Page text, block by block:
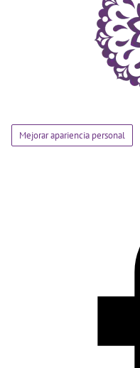
Mejorar apariencia personal